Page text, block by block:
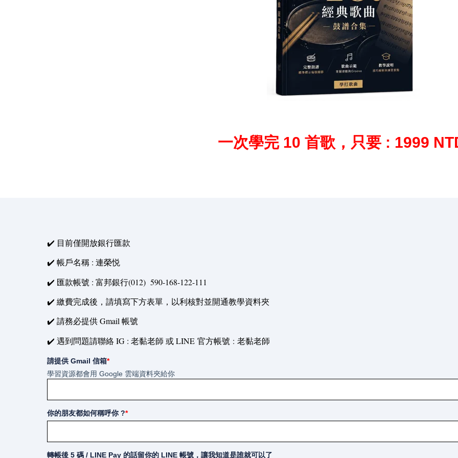
一次學完 10 首歌，只要 : 1999
✔️ 目前僅開放銀行匯款
✔️ 帳戶名稱 : 連榮悦
✔️ 匯款帳號 : 富邦銀行(012) 590-168-122-111
✔️ 繳費完成後，請填寫下方表單，以利核對並開通教學資料夾
✔️ 請務必提供 Gmail 帳號
✔️ 遇到問題請聯絡 IG : 老黏老師 或 LINE 官方帳號 : 老黏老師
請提供 Gmail 信箱*
學習資源都會用 Google 雲端資料夾給你
你的朋友都如何稱呼你 ?*
轉帳後 5 碼 / LINE Pay 的話留你的 LINE 帳號，讓我知道是誰就可以了